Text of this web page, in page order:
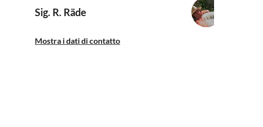
Sig. R. Räde
Mostra i dati di contatto